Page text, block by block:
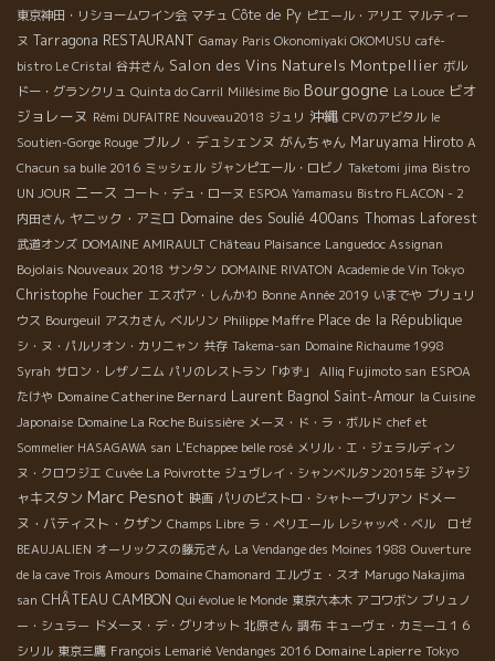
東京神田・リショームワイン会 マチュ Côte de Py ピエール・アリエ マルティー
ヌ Tarragona RESTAURANT Gamay Paris Okonomiyaki OKOMUSU café-
bistro Le Cristal 谷井さん Salon des Vins Naturels Montpellier ボル
ドー・グランクリュ Quinta do Carril Millésime Bio Bourgogne La Louce ビオ
ジョレーヌ Rémi DUFAITRE Nouveau2018 ジュリ 沖縄 CPVのアビタル le
Soutien-Gorge Rouge ブルノ・デュシェンヌ がんちゃん Maruyama Hiroto A
Chacun sa bulle 2016 ミッシェル ジャンピエール・ロビノ Taketomi jima Bistro
UN JOUR ニース コート・デュ・ローヌ ESPOA Yamamasu Bistro FLACON - 2
内田さん ヤニック・アミロ Domaine des Soulié 400ans Thomas Laforest
武道オンズ DOMAINE AMIRAULT Château Plaisance Languedoc Assignan
Bojolais Nouveaux 2018 サンタン DOMAINE RIVATON Academie de Vin Tokyo
Christophe Foucher エスポア・しんかわ Bonne Année 2019 いまでや ブリュリ
ウス Bourgeuil アスカさん ベルリン Philippe Maffre Place de la République
シ・ヌ・パルリオン・カリニャン 共存 Takema-san Domaine Richaume 1998
Syrah サロン・レザノニム パリのレストラン「ゆず」 Alliq Fujimoto san ESPOA
たけや Domaine Catherine Bernard Laurent Bagnol Saint-Amour la Cuisine
Japonaise Domaine La Roche Buissière メーヌ・ド・ラ・ボルド chef et
Sommelier HASAGAWA san L'Echappee belle rosé メリル・エ・ジェラルディン
ヌ・クロワジエ Cuvée La Poivrotte ジュヴレイ・シャンベルタン2015年 ジャジ
ャキスタン Marc Pesnot 映画 パリのビストロ・シャトーブリアン ドメー
ヌ・バティスト・クザン Champs Libre ラ・ペリエール レシャッペ・ベル ロゼ
BEAUJALIEN オーリックスの藤元さん La Vendange des Moines 1988 Ouverture
de la cave Trois Amours Domaine Chamonard エルヴェ・スオ Marugo Nakajima
san CHÂTEAU CAMBON Qui évolue le Monde 東京六本木 アコワボン ブリュノ
ー・シュラー ドメーヌ・デ・グリオット 北原さん 調布 キューヴェ・カミーユ１６
シリル 東京三鷹 François Lemarié Vendanges 2016 Domaine Lapierre Tokyo